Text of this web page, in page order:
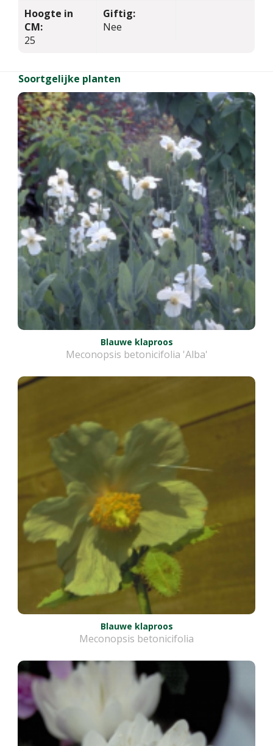
Hoogte in
CM:
25
Giftig:
Nee
Soortgelijke planten
Blauwe klaproos
Meconopsis betonicifolia 'Alba'
Blauwe klaproos
Meconopsis betonicifolia